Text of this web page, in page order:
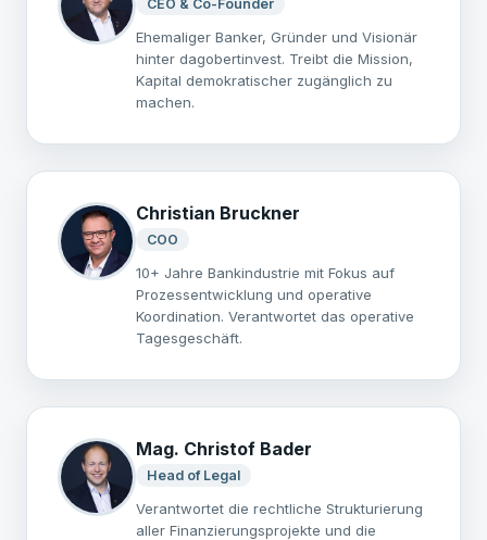
CEO & Co-Founder
Ehemaliger Banker, Gründer und Visionär
hinter dagobertinvest. Treibt die Mission,
Kapital demokratischer zugänglich zu
machen.
Christian Bruckner
COO
10+ Jahre Bankindustrie mit Fokus auf
Prozessentwicklung und operative
Koordination. Verantwortet das operative
Tagesgeschäft.
Mag. Christof Bader
Head of Legal
Verantwortet die rechtliche Strukturierung
aller Finanzierungsprojekte und die